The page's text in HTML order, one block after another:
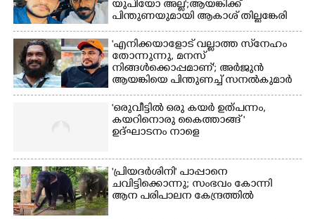
നായകൾ.
യുപിയോ അല്ല';ആയങ്കിക്ക്
പിന്തുണയുമായി ആകാശ് തില്ലങ്കേരി
'എനിക്കയാളോട് വല്ലാത്ത സ്‌നേഹം
തോന്നുന്നു, മനസ്
നിങ്ങൾക്കൊപ്പമാണ്'; അർജുൻ
ആയങ്കിയെ പിന്തുണച്ച് സനൽകുമാർ
'ഒരുവീട്ടിൽ ഒരു കയർ ഉത്പന്നം,
കയറിനൊരു കൈത്താങ്ങ് '
ഉദ്ഘാടനം നാളെ
'പ്രിയദർശിനി' പാപ്പാനെ
ചവിട്ടിക്കൊന്നു; സംഭവം കോന്നി
ആന പരിപാലന കേന്ദ്രത്തിൽ